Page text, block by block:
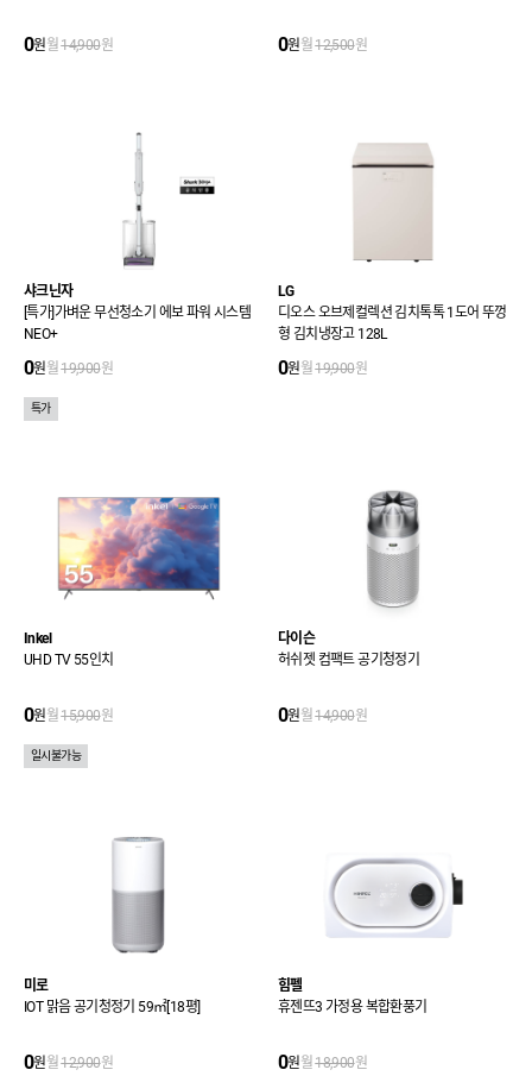
0원월14,900원 0원월12,500원
샤크닌자
[특가]가벼운 무선청소기 에보 파워 시스템
NEO+
0원월19,900원
특가
LG
디오스 오브제컬렉션 김치톡톡 1도어 뚜껑
형 김치냉장고 128L
0원월19,900원
Inkel
UHD TV 55인치
0원월15,900원
일시불가능
다이슨
허쉬젯 컴팩트 공기청정기
0원월14,900원
미로
IOT 맑음 공기청정기 59㎡[18평]
0원월12,900원
힘펠
휴젠뜨3 가정용 복합환풍기
0원월18,900원